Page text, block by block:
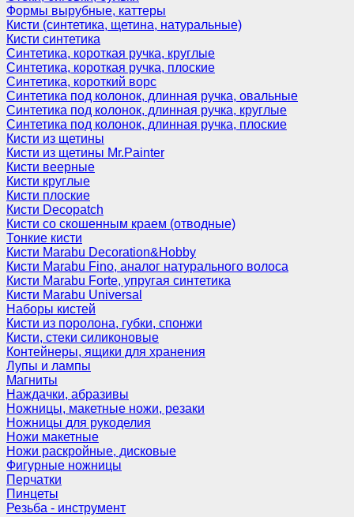
Формы вырубные, каттеры
Кисти (синтетика, щетина, натуральные)
Кисти синтетика
Синтетика, короткая ручка, круглые
Синтетика, короткая ручка, плоские
Синтетика, короткий ворс
Синтетика под колонок, длинная ручка, овальные
Синтетика под колонок, длинная ручка, круглые
Синтетика под колонок, длинная ручка, плоские
Кисти из щетины
Кисти из щетины Mr.Painter
Кисти веерные
Кисти круглые
Кисти плоские
Кисти Decopatch
Кисти со скошенным краем (отводные)
Тонкие кисти
Кисти Marabu Decoration&Hobby
Кисти Marabu Fino, аналог натурального волоса
Кисти Marabu Forte, упругая синтетика
Кисти Marabu Universal
Наборы кистей
Кисти из поролона, губки, спонжи
Кисти, стеки силиконовые
Контейнеры, ящики для хранения
Лупы и лампы
Магниты
Наждачки, абразивы
Ножницы, макетные ножи, резаки
Ножницы для рукоделия
Ножи макетные
Ножи раскройные, дисковые
Фигурные ножницы
Перчатки
Пинцеты
Резьба - инструмент